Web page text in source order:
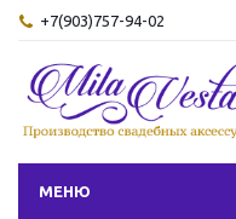
+7(903)757-94-02
МЕНЮ